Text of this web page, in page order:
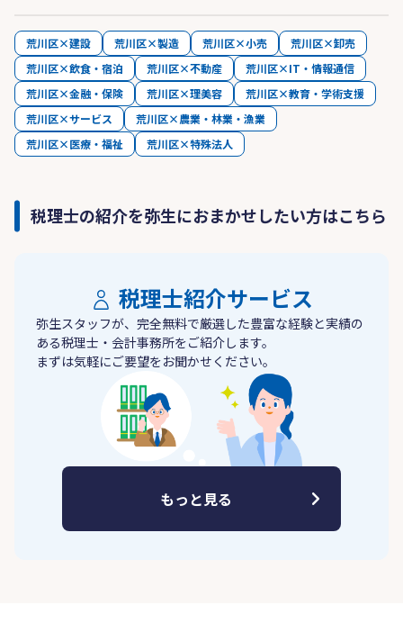
荒川区×建設 荒川区×製造 荒川区×小売
荒川区×卸売
荒川区×飲食・宿泊
荒川区×不動産
荒川区×IT・情報通信
荒川区×金融・保険
荒川区×理美容
荒川区×教育・学術支援
荒川区×サービス
荒川区×農業・林業・漁業
荒川区×医療・福祉
荒川区×特殊法人
税理士の紹介を弥生におまかせしたい方はこちら
税理士紹介サービス
弥生スタッフが、完全無料で厳選した豊富な経験と実績の
ある税理士・会計事務所をご紹介します。
まずは気軽にご要望をお聞かせください。
もっと見る